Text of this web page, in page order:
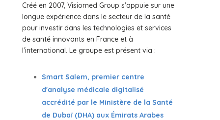
Créé en 2007, Visiomed Group s'appuie sur une
longue expérience dans le secteur de la santé
pour investir dans les technologies et services
de santé innovants en France et à
l'international. Le groupe est présent via :
Smart Salem, premier centre
d'analyse médicale digitalisé
accrédité par le Ministère de la Santé
de Dubaï (DHA) aux Émirats Arabes